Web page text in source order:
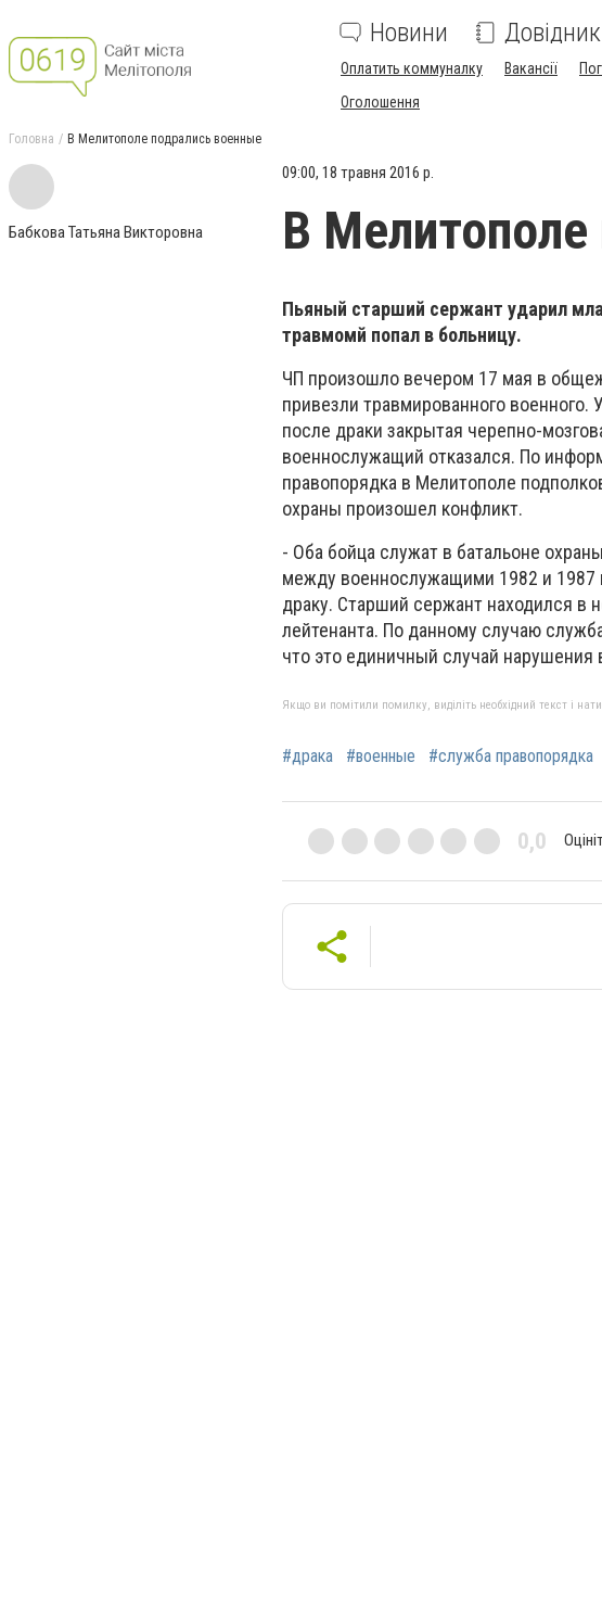
Новини Довідник
Оплатить коммуналку Вакансії
Оголошення
Головна В Мелитополе подрались военные
Бабкова Татьяна Викторовна
09:00, 18 травня 2016 р.
В
Пьяный старший сержант ударил
травмомй попал в больницу.
ЧП произошло вечером 17 мая в
привезли травмированного
после драки закрытая черепно-
военнослужащий отказался. По
правопорядка в Мелитополе
охраны произошел конфликт.
- Оба бойца служат в батальоне
между военнослужащими 1982 и 1987
драку. Старший сержант находился в
лейтенанта. По данному случаю
что это единичный случай
Якщо ви помітили помилку, виділіть необхідний текст і
#драка #военные #служба правопорядка
0,0